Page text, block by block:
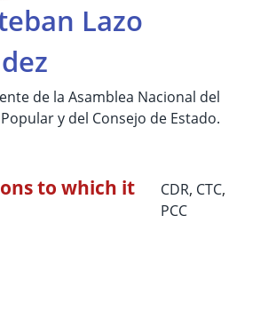
Lazo
de la Asamblea Nacional del
y del Consejo de Estado.
to which it
CDR, CTC,
PCC